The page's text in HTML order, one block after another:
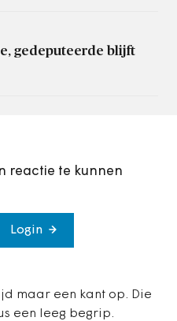
gedeputeerde blijft
reactie te kunnen
Login
maar een kant op. Die
een leeg begrip.